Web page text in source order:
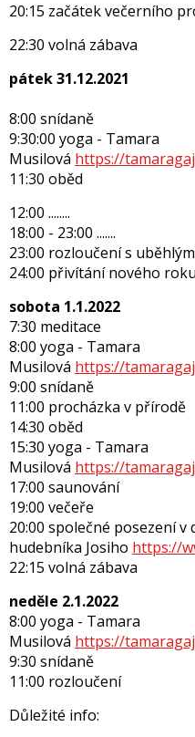
20:15 začátek večerního
22:30 volná zábava
pátek 31.12.2021
8:00 snídaně
9:30:00 yoga - Tamara
Musilová https://
11:30 oběd
12:00 ........
18:00 - 23:00 .......
23:00 rozloučení s
24:00 přivítání nového roku
sobota 1.1.2022
7:30 meditace
8:00 yoga - Tamara
Musilová https://
9:00 snídaně
11:00 procházka v přírodě
14:30 oběd
15:30 yoga - Tamara
Musilová https://
17:00 saunování
19:00 večeře
20:00 společné posezení
hudebníka Josiho https://
22:15 volná zábava
neděle 2.1.2022
8:00 yoga - Tamara
Musilová https://
9:30 snídaně
11:00 rozloučení
Důležité info: